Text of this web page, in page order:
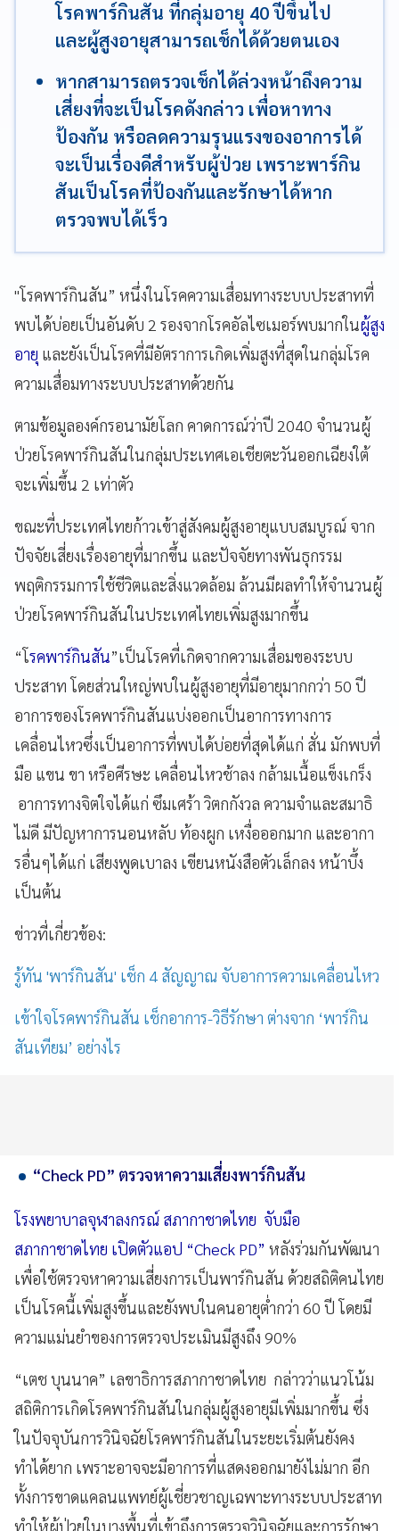
โรคพาร์กินสัน ที่กลุ่มอายุ 40 ปีขึ้นไป
และผู้สูงอายุสามารถเช็กได้ด้วยตนเอง
หากสามารถตรวจเช็กได้ล่วงหน้าถึงความ
เสี่ยงที่จะเป็นโรคดังกล่าว เพื่อหาทาง
ป้องกัน หรือลดความรุนแรงของอาการได้
จะเป็นเรื่องดีสำหรับผู้ป่วย เพราะพาร์กิน
สันเป็นโรคที่ป้องกันและรักษาได้หาก
ตรวจพบได้เร็ว
"โรคพาร์กินสัน” หนึ่งในโรคความเสื่อมทางระบบประสาทที่
พบได้บ่อยเป็นอันดับ 2 รองจากโรคอัลไซเมอร์พบมากในผู้สูง
อายุ และยังเป็นโรคที่มีอัตราการเกิดเพิ่มสูงที่สุดในกลุ่มโรค
ความเสื่อมทางระบบประสาทด้วยกัน
ตามข้อมูลองค์กรอนามัยโลก คาดการณ์ว่าปี 2040 จำนวนผู้
ป่วยโรคพาร์กินสันในกลุ่มประเทศเอเชียตะวันออกเฉียงใต้
จะเพิ่มขึ้น 2 เท่าตัว
ขณะที่ประเทศไทยก้าวเข้าสู่สังคมผู้สูงอายุแบบสมบูรณ์ จาก
ปัจจัยเสี่ยงเรื่องอายุที่มากขึ้น และปัจจัยทางพันธุกรรม
พฤติกรรมการใช้ชีวิตและสิ่งแวดล้อม ล้วนมีผลทำให้จำนวนผู้
ป่วยโรคพาร์กินสันในประเทศไทยเพิ่มสูงมากขึ้น
“โรคพาร์กินสัน”เป็นโรคที่เกิดจากความเสื่อมของระบบ
ประสาท โดยส่วนใหญ่พบในผู้สูงอายุที่มีอายุมากกว่า 50 ปี
อาการของโรคพาร์กินสันแบ่งออกเป็นอาการทางการ
เคลื่อนไหวซึ่งเป็นอาการที่พบได้บ่อยที่สุดได้แก่ สั่น มักพบที่
มือ แขน ขา หรือศีรษะ เคลื่อนไหวช้าลง กล้ามเนื้อแข็งเกร็ง
อาการทางจิตใจได้แก่ ซึมเศร้า วิตกกังวล ความจำและสมาธิ
ไม่ดี มีปัญหาการนอนหลับ ท้องผูก เหงื่อออกมาก และอากา
รอื่นๆได้แก่ เสียงพูดเบาลง เขียนหนังสือตัวเล็กลง หน้าบึ้ง
เป็นต้น
ข่าวที่เกี่ยวข้อง:
รู้ทัน 'พาร์กินสัน' เช็ก 4 สัญญาณ จับอาการความเคลื่อนไหว
เข้าใจโรคพาร์กินสัน เช็กอาการ-วิธีรักษา ต่างจาก ‘พาร์กิน
สันเทียม’ อย่างไร
“Check PD” ตรวจหาความเสี่ยงพาร์กินสัน
โรงพยาบาลจุฬาลงกรณ์ สภากาชาดไทย จับมือ
สภากาชาดไทย เปิดตัวแอป “Check PD” หลังร่วมกันพัฒนา
เพื่อใช้ตรวจหาความเสี่ยงการเป็นพาร์กินสัน ด้วยสถิติคนไทย
เป็นโรคนี้เพิ่มสูงขึ้นและยังพบในคนอายุต่ำกว่า 60 ปี โดยมี
ความแม่นยำของการตรวจประเมินมีสูงถึง 90%
“เตช บุนนาค” เลขาธิการสภากาชาดไทย กล่าวว่าแนวโน้ม
สถิติการเกิดโรคพาร์กินสันในกลุ่มผู้สูงอายุมีเพิ่มมากขึ้น ซึ่ง
ในปัจจุบันการวินิจฉัยโรคพาร์กินสันในระยะเริ่มต้นยังคง
ทำได้ยาก เพราะอาจจะมีอาการที่แสดงออกมายังไม่มาก อีก
ทั้งการขาดแคลนแพทย์ผู้เชี่ยวชาญเฉพาะทางระบบประสาท
ทำให้ผู้ป่วยในบางพื้นที่เข้าถึงการตรวจวินิจฉัยและการรักษา